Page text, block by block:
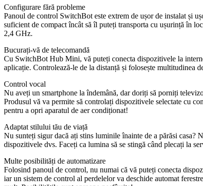
Configurare fără probleme
Panoul de control SwitchBot este extrem de ușor de instalat și
suficient de compact încât să îl puteți transporta cu ușurință în
2,4 GHz.
Bucurați-vă de telecomandă
Cu SwitchBot Hub Mini, vă puteți conecta dispozitivele la
aplicație. Controlează-le de la distanță și folosește
Control vocal
Nu aveți un smartphone la îndemână, dar doriți să porniți
Produsul vă va permite să controlați dispozitivele selectate cu
pentru a opri aparatul de aer condiționat!
Adaptat stilului tău de viață
Nu sunteți sigur dacă ați stins luminile înainte de a părăsi
dispozitivele dvs. Faceți ca lumina să se stingă când plecați la
Multe posibilități de automatizare
Folosind panoul de control, nu numai că vă puteți conecta
iar un sistem de control al perdelelor va deschide automat